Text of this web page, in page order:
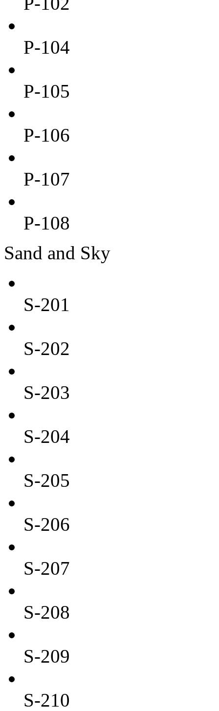
P-104
P-105
P-106
P-107
P-108
Sand and Sky
S-201
S-202
S-203
S-204
S-205
S-206
S-207
S-208
S-209
S-210